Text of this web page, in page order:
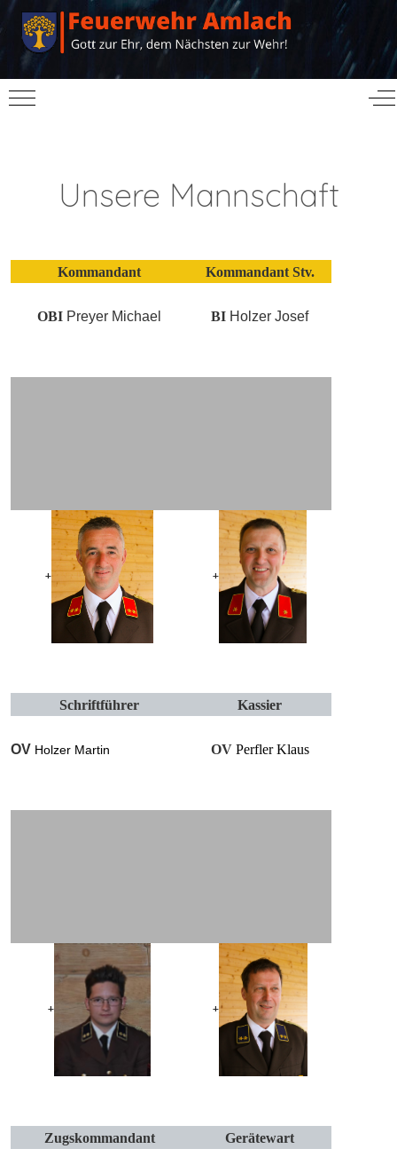
Mobile Menu Toggle
Unsere Mannschaft
Kommandant Kommandant Stv.
OBI Preyer Michael BI Holzer Josef
+ +
Schriftführer Kassier
OV Holzer Martin OV Perfler Klaus
+ +
Zugskommandant Gerätewart